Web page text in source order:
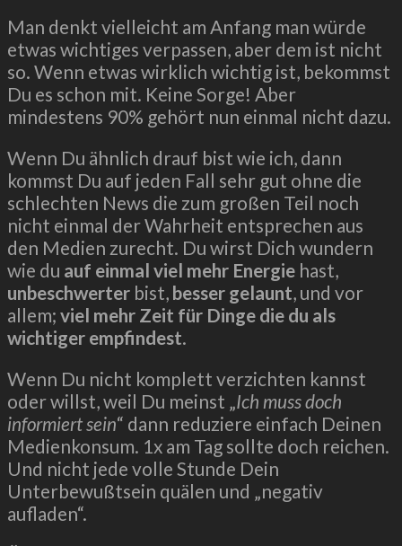
Man denkt vielleicht am Anfang man würde
etwas wichtiges verpassen, aber dem ist nicht
so. Wenn etwas wirklich wichtig ist, bekommst
Du es schon mit. Keine Sorge! Aber
mindestens 90% gehört nun einmal nicht dazu.
Wenn Du ähnlich drauf bist wie ich, dann
kommst Du auf jeden Fall sehr gut ohne die
schlechten News die zum großen Teil noch
nicht einmal der Wahrheit entsprechen aus
den Medien zurecht. Du wirst Dich wundern
wie du auf einmal viel mehr Energie hast,
unbeschwerter bist, besser gelaunt, und vor
allem; viel mehr Zeit für Dinge die du als
wichtiger empfindest.
Wenn Du nicht komplett verzichten kannst
oder willst, weil Du meinst „Ich muss doch
informiert sein“ dann reduziere einfach Deinen
Medienkonsum. 1x am Tag sollte doch reichen.
Und nicht jede volle Stunde Dein
Unterbewußtsein quälen und „negativ
aufladen“.